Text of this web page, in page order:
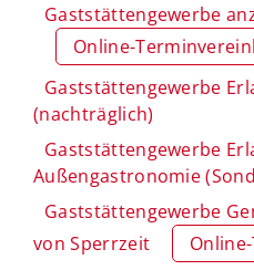
Gaststättengewerbe
Online-
Gaststättengewerbe
(nachträglich)
Gaststättengewerbe
Außengastronomie
Gaststättengewerbe
von Sperrzeit